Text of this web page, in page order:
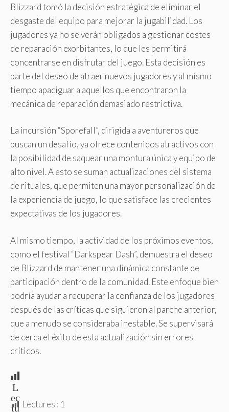
Blizzard tomó la decisión estratégica de eliminar el
desgaste del equipo para mejorar la jugabilidad. Los
jugadores ya no se verán obligados a gestionar costes
de reparación exorbitantes, lo que les permitirá
concentrarse en disfrutar del juego. Esta decisión es
parte del deseo de atraer nuevos jugadores y al mismo
tiempo apaciguar a aquellos que encontraron la
mecánica de reparación demasiado restrictiva.
La incursión “Sporefall”, dirigida a aventureros que
buscan un desafío, ya ofrece contenidos atractivos con
la posibilidad de saquear una montura única y equipo de
alto nivel. A esto se suman actualizaciones del sistema
de rituales, que permiten una mayor personalización de
la experiencia de juego, lo que satisface las crecientes
expectativas de los jugadores.
Al mismo tiempo, la actividad de los próximos eventos,
como el festival “Darkspear Dash”, demuestra el deseo
de Blizzard de mantener una dinámica constante de
participación dentro de la comunidad. Este enfoque bien
podría ayudar a recuperar la confianza de los jugadores
después de las críticas que siguieron al parche anterior,
que a menudo se consideraba inestable. Se supervisará
de cerca el éxito de esta actualización sin errores
críticos.
L
ec
tu Lectures : 1